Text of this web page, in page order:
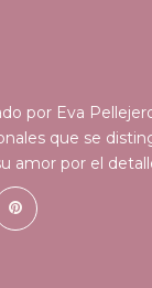
por Eva
que se
amor por el